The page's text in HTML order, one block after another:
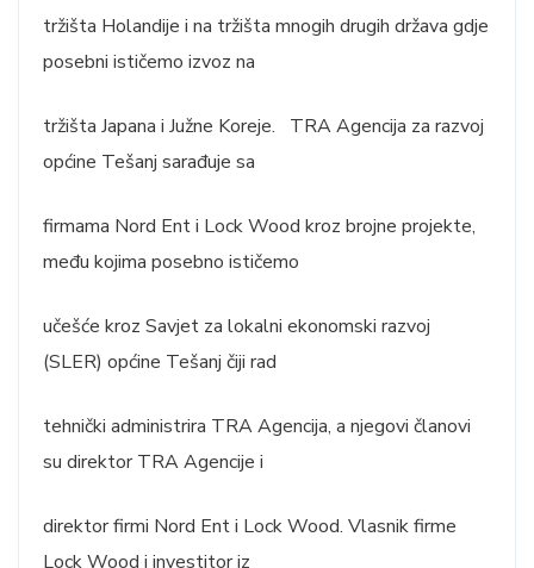
tržišta Holandije i na tržišta mnogih drugih država gdje
posebni ističemo izvoz na
tržišta Japana i Južne Koreje. TRA Agencija za razvoj
općine Tešanj sarađuje sa
firmama Nord Ent i Lock Wood kroz brojne projekte,
među kojima posebno ističemo
učešće kroz Savjet za lokalni ekonomski razvoj
(SLER) općine Tešanj čiji rad
tehnički administrira TRA Agencija, a njegovi članovi
su direktor TRA Agencije i
direktor firmi Nord Ent i Lock Wood. Vlasnik firme
Lock Wood i investitor iz